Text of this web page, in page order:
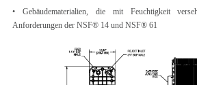
• Gebäudematerialien, die mit Feuchtigkeit
Anforderungen der NSF® 14 und NSF® 61